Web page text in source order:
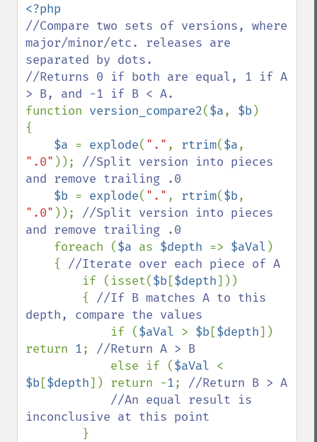
//Compare two sets of versions, where
major/minor/etc. releases are
separated by dots.
//Returns 0 if both are equal, 1 if A
function version_compare2($a, $b)
{
$a = explode( "." , rtrim($a
".0" )); //Split version into pieces
and remove trailing .0
$b = explode( "." , rtrim($b
".0" )); //Split version into pieces
and remove trailing .0
foreach ($a as $depth => $aVal )
    {
//Iterate over each piece of A
if (isset($b[$depth]))
        {
//If B matches A to this
depth, compare the values
if ($aVal > $b[$depth])
return 1; //Return A > B
else if ($aVal
$b[$depth]) return -1; //Return B > A
inconclusive at this point
}